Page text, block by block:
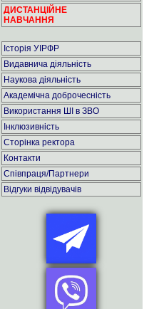
ДИСТАНЦІЙНЕ
НАВЧАННЯ
Історія УІРФР
Видавнича діяльність
Наукова діяльність
Академічна доброчесність
Використання ШІ в ЗВО
Інклюзивність
Сторінка ректора
Контакти
Співпраця/Партнери
Відгуки відвідувачів